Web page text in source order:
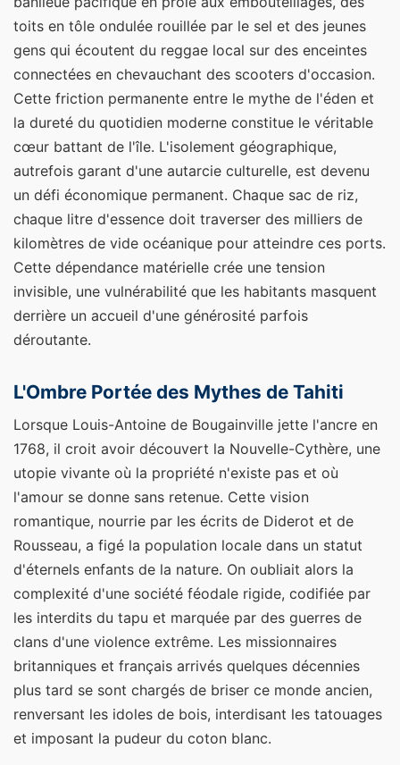
toits en tôle ondulée rouillée par le sel et des jeunes
gens qui écoutent du reggae local sur des enceintes
connectées en chevauchant des scooters d'occasion.
Cette friction permanente entre le mythe de l'éden et
la dureté du quotidien moderne constitue le véritable
cœur battant de l'île. L'isolement géographique,
autrefois garant d'une autarcie culturelle, est devenu
un défi économique permanent. Chaque sac de riz,
chaque litre d'essence doit traverser des milliers de
kilomètres de vide océanique pour atteindre ces ports.
Cette dépendance matérielle crée une tension
invisible, une vulnérabilité que les habitants masquent
derrière un accueil d'une générosité parfois
déroutante.
L'Ombre Portée des Mythes de Tahiti
Lorsque Louis-Antoine de Bougainville jette l'ancre en
1768, il croit avoir découvert la Nouvelle-Cythère, une
utopie vivante où la propriété n'existe pas et où
l'amour se donne sans retenue. Cette vision
romantique, nourrie par les écrits de Diderot et de
Rousseau, a figé la population locale dans un statut
d'éternels enfants de la nature. On oubliait alors la
complexité d'une société féodale rigide, codifiée par
les interdits du tapu et marquée par des guerres de
clans d'une violence extrême. Les missionnaires
britanniques et français arrivés quelques décennies
plus tard se sont chargés de briser ce monde ancien,
renversant les idoles de bois, interdisant les tatouages
et imposant la pudeur du coton blanc.